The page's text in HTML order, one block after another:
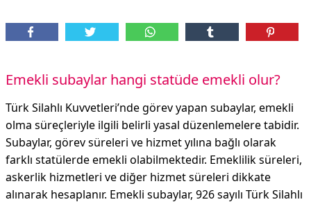
Emekli subaylar hangi statüde emekli olur?
Türk Silahlı Kuvvetleri’nde görev yapan subaylar, emekli
olma süreçleriyle ilgili belirli yasal düzenlemelere tabidir.
Subaylar, görev süreleri ve hizmet yılına bağlı olarak
farklı statülerde emekli olabilmektedir. Emeklilik süreleri,
askerlik hizmetleri ve diğer hizmet süreleri dikkate
alınarak hesaplanır. Emekli subaylar, 926 sayılı Türk Silahlı